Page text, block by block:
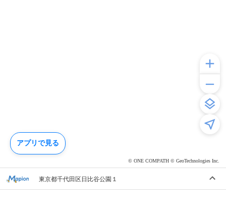
© ONE COMPATH © GeoTechnologies Inc.
東京都千代田区日比谷公園１
アプリで見る